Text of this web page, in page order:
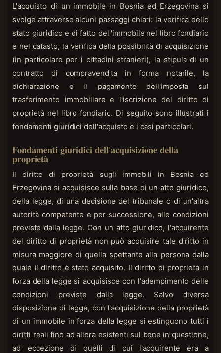
L'acquisto di un immobile in Bosnia ed Erzegovina si
svolge attraverso alcuni passaggi chiari: la verifica dello
stato giuridico e di fatto dell'immobile nel libro fondiario
e nel catasto, la verifica della possibilità di acquisizione
(in particolare per i cittadini stranieri), la stipula di un
contratto di compravendita in forma notarile, la
dichiarazione e il pagamento dell'imposta sul
trasferimento immobiliare e l'iscrizione del diritto di
proprietà nel libro fondiario. Di seguito sono illustrati i
fondamenti giuridici dell'acquisto e i casi particolari.
Fondamenti giuridici dell'acquisizione della
proprietà
Il diritto di proprietà sugli immobili in Bosnia ed
Erzegovina si acquisisce sulla base di un atto giuridico,
della legge, di una decisione del tribunale o di un'altra
autorità competente e per successione, alle condizioni
previste dalla legge. Con un atto giuridico, l'acquirente
del diritto di proprietà non può acquisire tale diritto in
misura maggiore di quella spettante alla persona dalla
quale il diritto è stato acquisito. Il diritto di proprietà in
forza della legge si acquisisce con l'adempimento delle
condizioni previste dalla legge. Salvo diversa
disposizione di legge, con l'acquisizione della proprietà
di un immobile in forza della legge si estinguono tutti i
diritti reali fino ad allora esistenti sul bene in questione,
ad eccezione di quelli di cui l'acquirente era a